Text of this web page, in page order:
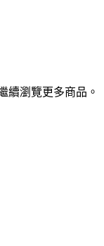
續瀏覽更多商品。